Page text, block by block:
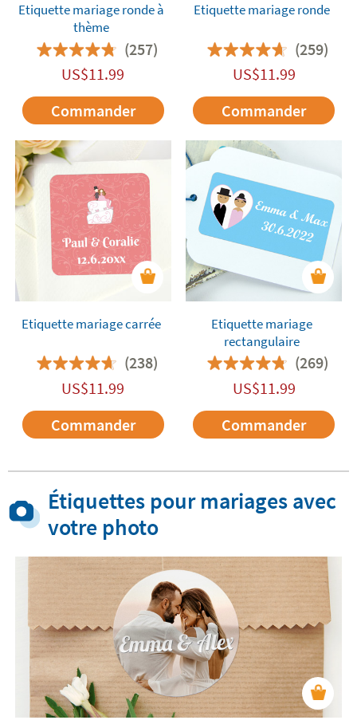
Etiquette mariage ronde à
thème
(257)
US$11.99
Commander
Etiquette mariage ronde
(259)
US$11.99
Commander
Etiquette mariage carrée
(238)
US$11.99
Commander
Etiquette mariage
rectangulaire
(269)
US$11.99
Commander
Étiquettes pour mariages avec
votre photo